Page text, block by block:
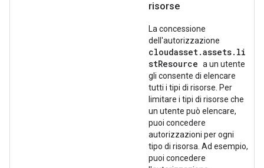
risorse
La concessione
dell'autorizzazione
cloudasset.assets.li
stResource a un utente
gli consente di elencare
tutti i tipi di risorse. Per
limitare i tipi di risorse che
un utente può elencare,
puoi concedere
autorizzazioni per ogni
tipo di risorsa. Ad esempio,
puoi concedere